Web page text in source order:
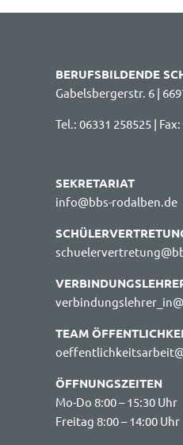
BERUFSBILDENDE
Gabelsbergerstr. 6 |
Tel.: 06331 258525 |
SEKRETARIAT
info@bbs-rodalben.de
TEAM
ÖFFNUNGSZEITEN
Mo-Do 8:00 – 15:30 Uhr
Freitag 8:00 – 14:00 Uhr